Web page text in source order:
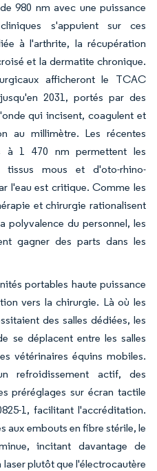
980 nm avec une puissance
s'appuient sur ces
à l'arthrite, la récupération
et la dermatite chronique.
afficheront le TCAC
2031, portés par des
qui incisent, coagulent et
au millimètre. Les récentes
à 1 470 nm permettent les
tissus mous et d'oto-rhino-
l'eau est critique. Comme les
et chirurgie rationalisent
polyvalence du personnel, les
gagner des parts dans les
portables haute puissance
vers la chirurgie. Là où les
des salles dédiées, les
se déplacent entre les salles
vétérinaires équins mobiles.
refroidissement actif, des
préréglages sur écran tactile
1, facilitant l'accréditation.
aux embouts en fibre stérile, le
incitant davantage de
plutôt que l'électrocautère